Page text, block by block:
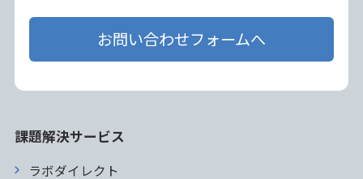
お問い合わせフォームへ
課題解決サービス
ラボダイレクト